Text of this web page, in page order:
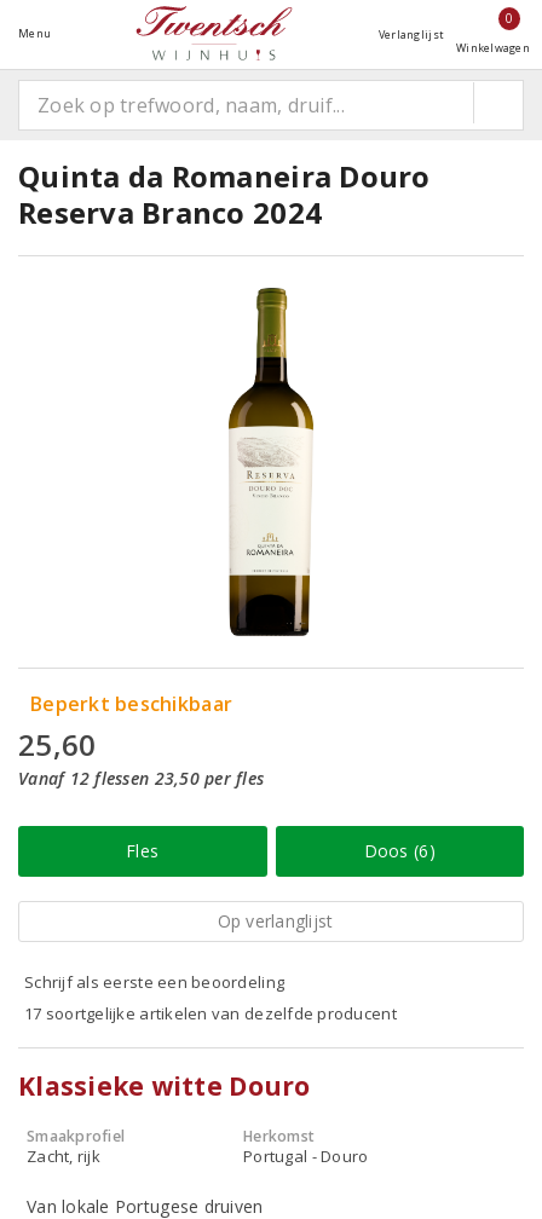
Menu Verlanglijst
0
Winkelwagen
Quinta da Romaneira Douro
Reserva Branco 2024
Beperkt beschikbaar
25,60
Vanaf 12 flessen 23,50 per fles
Fles Doos (6)
Op verlanglijst
Schrijf als eerste een beoordeling
17 soortgelijke artikelen van dezelfde producent
Klassieke witte Douro
Smaakprofiel
Zacht, rijk
Herkomst
Portugal - Douro
Van lokale Portugese druiven